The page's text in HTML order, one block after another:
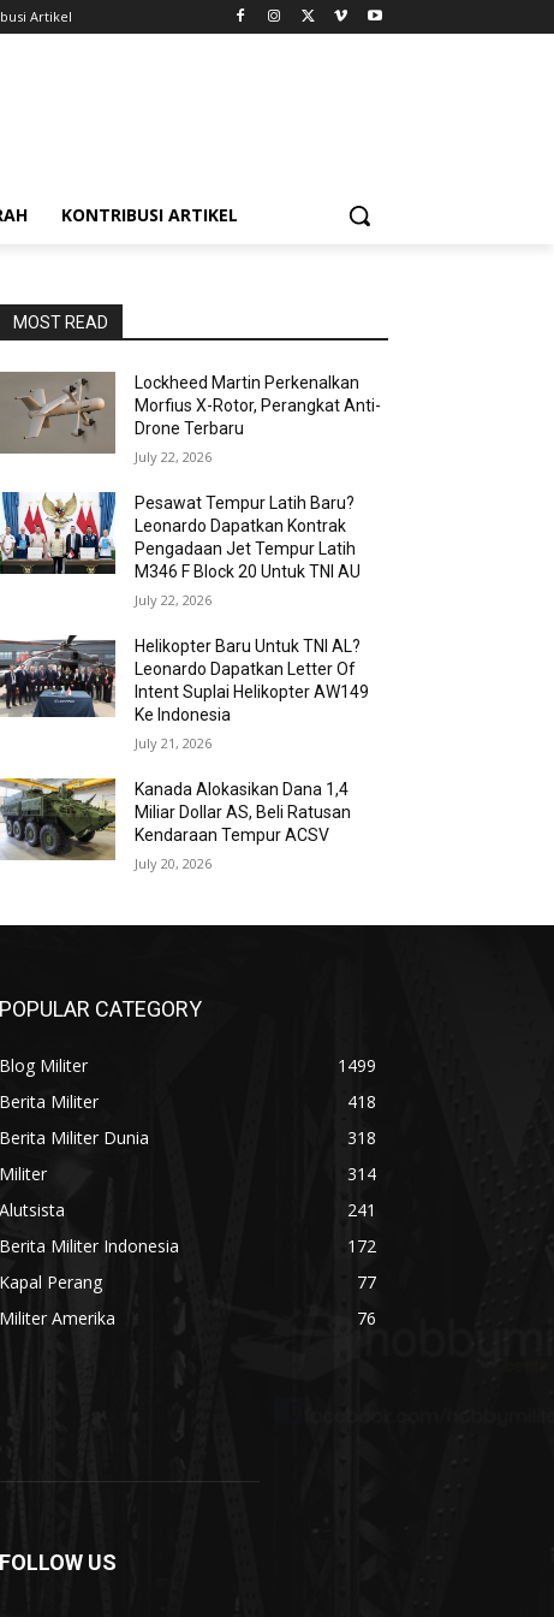
Artikel
KONTRIBUSI ARTIKEL
MOST READ
Lockheed Martin Perkenalkan
Morfius X-Rotor, Perangkat Anti-
Drone Terbaru
July 22, 2026
Pesawat Tempur Latih Baru?
Leonardo Dapatkan Kontrak
Pengadaan Jet Tempur Latih
M346 F Block 20 Untuk TNI AU
July 22, 2026
Helikopter Baru Untuk TNI AL?
Leonardo Dapatkan Letter Of
Intent Suplai Helikopter AW149
Ke Indonesia
July 21, 2026
Kanada Alokasikan Dana 1,4
Miliar Dollar AS, Beli Ratusan
Kendaraan Tempur ACSV
July 20, 2026
POPULAR CATEGORY
Blog Militer
1499
Berita Militer
418
Berita Militer Dunia
318
Militer
314
Alutsista
241
Berita Militer Indonesia
172
Kapal Perang
77
Militer Amerika
76
FOLLOW US